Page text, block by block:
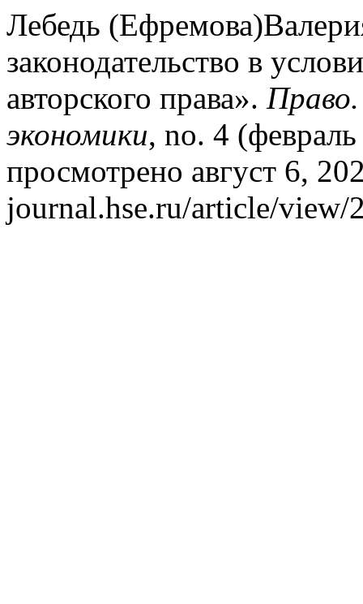
Лебедь
законодательство в
авторского права».
экономики, no. 4
просмотрено август 6,
journal.hse.ru/article/view/